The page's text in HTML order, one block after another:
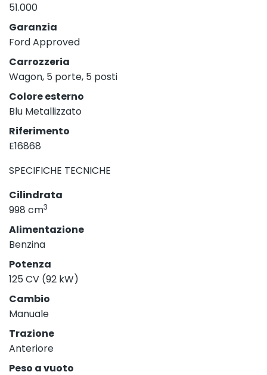
51.000
Garanzia
Ford Approved
Carrozzeria
Wagon, 5 porte, 5 posti
Colore esterno
Blu Metallizzato
Riferimento
E16868
SPECIFICHE TECNICHE
Cilindrata
998 cm3
Alimentazione
Benzina
Potenza
125 CV (92 kW)
Cambio
Manuale
Trazione
Anteriore
Peso a vuoto